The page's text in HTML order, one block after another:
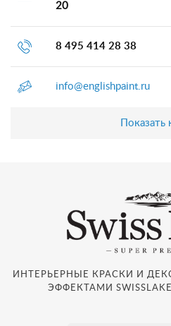
20
8 495 414 28 38
info@englishpaint.ru
Показать
ИНТЕРЬЕРНЫЕ КРАСКИ И
ЭФФЕКТАМИ